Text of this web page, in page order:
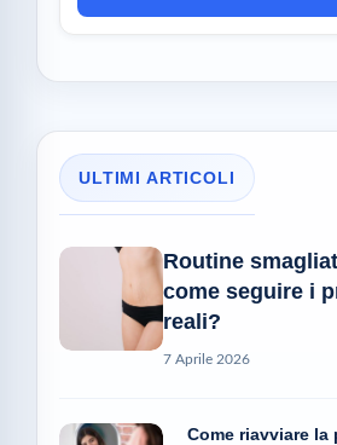
ULTIMI ARTICOLI
Routine
come seguire i
reali?
7 Aprile 2026
Come riavviare la